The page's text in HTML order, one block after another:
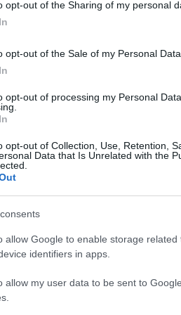
opt-out of the Sharing of my personal
opt-out of the Sale of my Personal Data.
opt-out of processing my Personal
opt-out of Collection, Use, Retention,
Data that Is Unrelated with the
allow Google to enable storage
identifiers in apps.
allow my user data to be sent to
jó egészséget és rengeteg
hogy szeretet,
a mai napod!